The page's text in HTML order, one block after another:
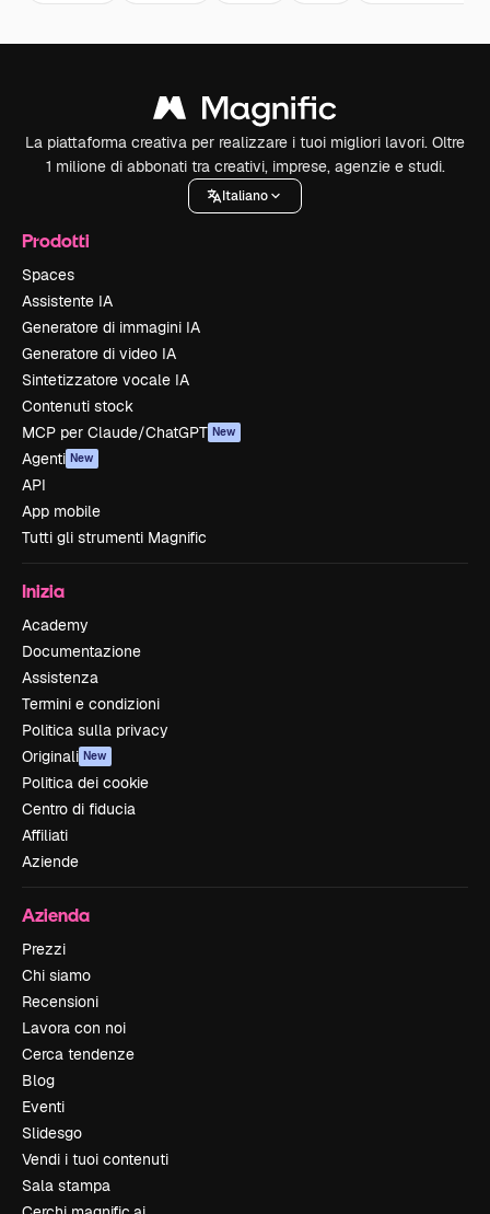
La piattaforma creativa per realizzare i tuoi migliori lavori. Oltre
1 milione di abbonati tra creativi, imprese, agenzie e studi.
Italiano
Prodotti
Spaces
Assistente IA
Generatore di immagini IA
Generatore di video IA
Sintetizzatore vocale IA
Contenuti stock
MCP per Claude/ChatGPT New
Agenti New
API
App mobile
Tutti gli strumenti Magnific
Inizia
Academy
Documentazione
Assistenza
Termini e condizioni
Politica sulla privacy
Originali New
Politica dei cookie
Centro di fiducia
Affiliati
Aziende
Azienda
Prezzi
Chi siamo
Recensioni
Lavora con noi
Cerca tendenze
Blog
Eventi
Slidesgo
Vendi i tuoi contenuti
Sala stampa